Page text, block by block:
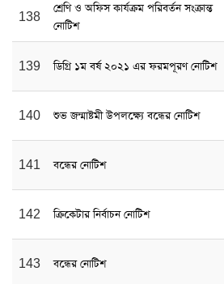
138
শ্রেণি ও অফিস কার্যক্রম পরিবর্তন সংক্রান্ত
নোটিশ
139 ডিগ্রি ১ম বর্ষ ২০২১ এর ফরমপূরণ নোটিশ
140 শুভ জন্মাষ্টমী উপলক্ষ্যে বন্ধের নোটিশ
141 বন্ধের নোটিশ
142 ক্রিকেটার নির্বাচন নোটিশ
143 বন্ধের নোটিশ